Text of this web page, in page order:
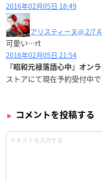
2016年02月05日 18:49
アリスティーヌ@ 2/7
可愛い…rt
2016年02月05日 21:54
『昭和元禄落語心中』オン
ストアにて現在予約受付中で
コメントを投稿する